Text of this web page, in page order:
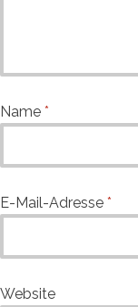
Name *
E-Mail-Adresse *
Website